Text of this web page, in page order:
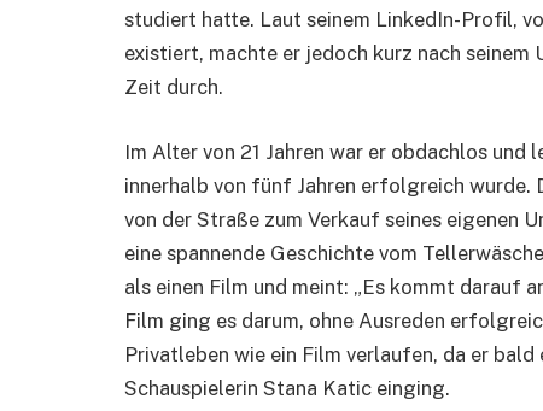
studiert hatte. Laut seinem LinkedIn-Profil,
existiert, machte er jedoch kurz nach
Zeit durch.
Im Alter von 21 Jahren war er obdachlos
innerhalb von fünf Jahren erfolgreich wurde.
von der Straße zum Verkauf seines eigenen
eine spannende Geschichte vom
als einen Film und meint: „Es kommt darauf
Film ging es darum, ohne Ausreden
Privatleben wie ein Film verlaufen, da er
Schauspielerin Stana Katic einging.